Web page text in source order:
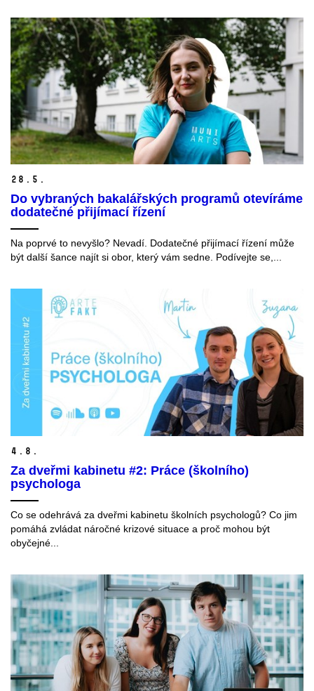
28. 5.
Do vybraných bakalářských programů otevíráme
dodatečné přijímací řízení
Na poprvé to nevyšlo? Nevadí. Dodatečné přijímací řízení může
být další šance najít si obor, který vám sedne. Podívejte se,...
4. 8.
Za dveřmi kabinetu #2: Práce (školního)
psychologa
Co se odehrává za dveřmi kabinetu školních psychologů? Co jim
pomáhá zvládat náročné krizové situace a proč mohou být
obyčejné...